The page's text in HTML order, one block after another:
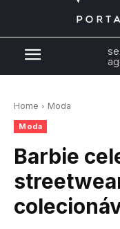
Home Moda
Moda
Barbie